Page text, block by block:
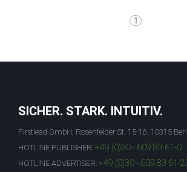
1
SICHER. STARK. INTUITIV.
Firstlead GmbH, Rosenfelder St. 15-16, 10315
HOTLINE PUBLISHER: +49 (0)30 - 609 83 61-0
HOTLINE ADVERTISER: +49 (0)30 - 609 83 61-